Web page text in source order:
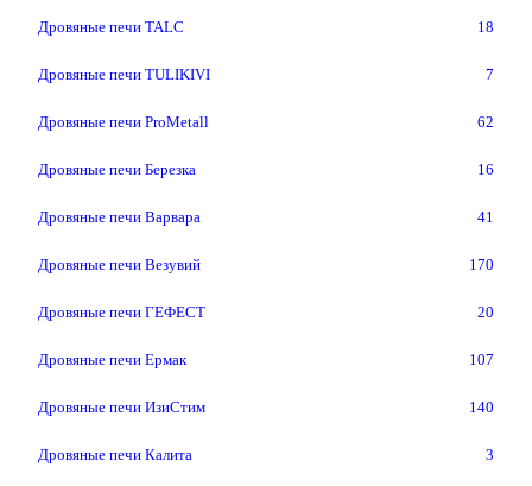
Дровяные печи TALC 18
Дровяные печи TULIKIVI 7
Дровяные печи ProMetall 62
Дровяные печи Березка 16
Дровяные печи Варвара 41
Дровяные печи Везувий 170
Дровяные печи ГЕФЕСТ 20
Дровяные печи Ермак 107
Дровяные печи ИзиСтим 140
Дровяные печи Калита 3